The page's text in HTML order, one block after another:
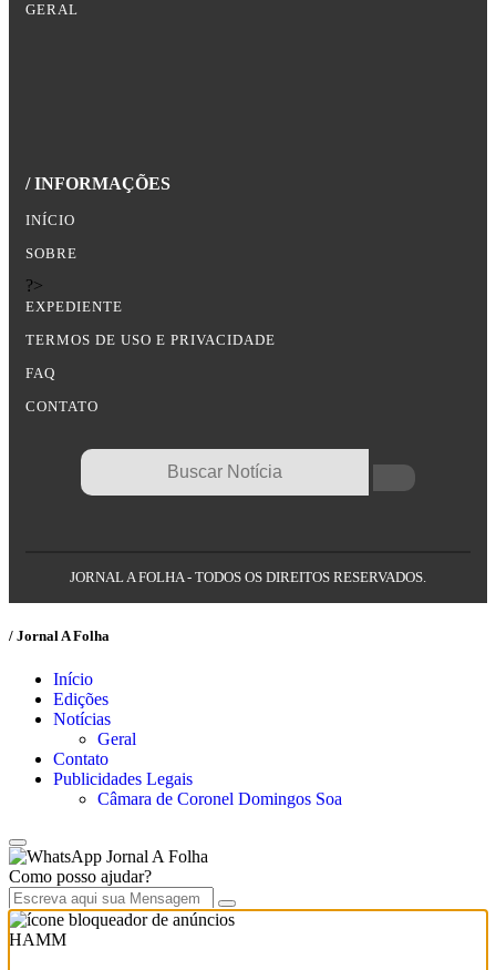
GERAL
/ INFORMAÇÕES
INÍCIO
SOBRE
?>
EXPEDIENTE
TERMOS DE USO E PRIVACIDADE
FAQ
CONTATO
JORNAL A FOLHA - TODOS OS DIREITOS RESERVADOS.
/ Jornal A Folha
Início
Edições
Notícias
Geral
Contato
Publicidades Legais
Câmara de Coronel Domingos Soa
Jornal A Folha
Como posso ajudar?
HAMM